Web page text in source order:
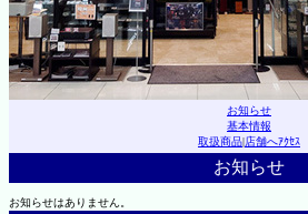
お知らせ
基本情報
取扱商品|店舗へｱｸｾｽ
お知らせ
お知らせはありません。